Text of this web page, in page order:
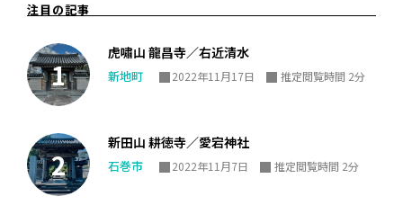
注目の記事
虎嘯山 龍昌寺／右近清水
新地町 2022年11月17日 推定閲覧時間 2分
新田山 耕徳寺／愛宕神社
石巻市 2022年11月7日 推定閲覧時間 2分